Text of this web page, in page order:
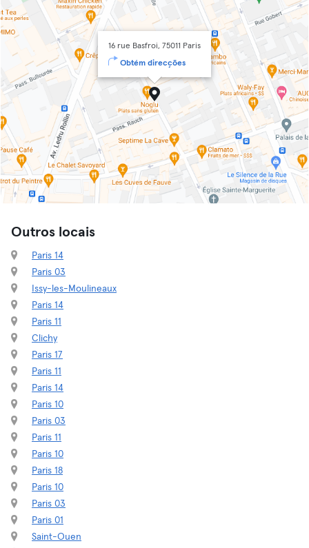
16 rue Basfroi, 75011 Paris
Obtém direcções
Outros locais
Paris 14
Paris 03
Issy-les-Moulineaux
Paris 14
Paris 11
Clichy
Paris 17
Paris 11
Paris 14
Paris 10
Paris 03
Paris 11
Paris 10
Paris 18
Paris 10
Paris 03
Paris 01
Saint-Ouen